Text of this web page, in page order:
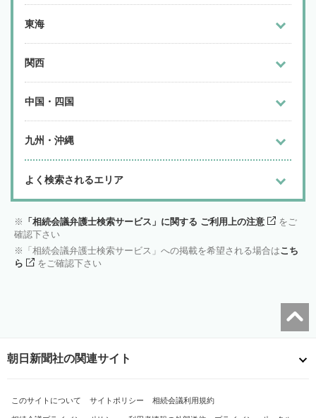
東海
関西
中国・四国
九州・沖縄
よく検索されるエリア
「相続会議弁護士検索サービス」に関する ご利用上の注意
をご
確認下さい
「相続会議弁護士検索サービス」への掲載を希望される場合はこち
ら
をご確認下さい
朝日新聞社の関連サイト
このサイトについて サイトポリシー 相続会議利用規約